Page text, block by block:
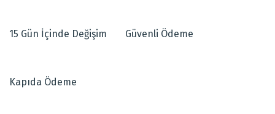
15 Gün İçinde Değişim Güvenli Ödeme
Kapıda Ödeme